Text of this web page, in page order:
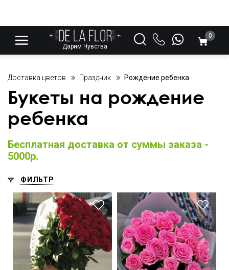
Дарим Чувства
0
Доставка цветов Праздник Рождение ребенка
Букеты на рождение
ребенка
Бесплатная доставка от суммы заказа -
5000р.
ФИЛЬТР
50 см 30 см